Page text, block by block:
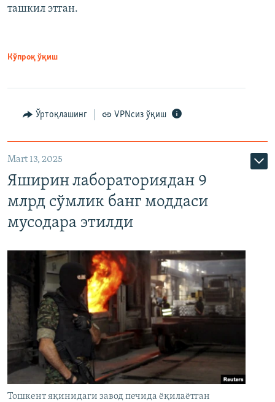
ташкил этган.
Кўпроқ ўқиш
Ўртоқлашинг VPNсиз ўқиш
Mart 13, 2025
Яширин лабораториядан 9
млрд сўмлик банг моддаси
мусодара этилди
Тошкент яқинидаги завод печида ёқилаётган